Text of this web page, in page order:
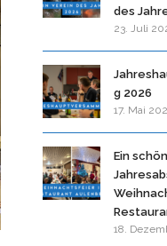
des
23. Juli
g 2026
17. Mai
Ein
18.